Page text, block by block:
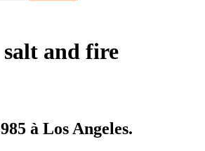
and fire
à Los Angeles.